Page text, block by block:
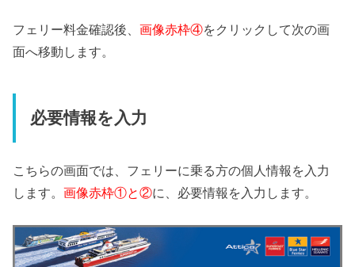
フェリー料金確認後、画像赤枠④をクリックして次の画
面へ移動します。
必要情報を入力
こちらの画面では、フェリーに乗る方の個人情報を入力
します。画像赤枠①と②に、必要情報を入力します。